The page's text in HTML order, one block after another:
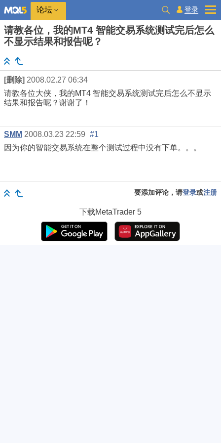
论坛 登录
请教各位，我的MT4 智能交易系统测试完后怎么
不显示结果和报告呢？
[删除] 2008.02.27 06:34
请教各位大侠，我的MT4 智能交易系统测试完后怎么不显示
结果和报告呢？谢谢了！
SMM 2008.03.23 22:59 #1
因为你的智能交易系统在整个测试过程中没有下单。。。
要添加评论，请登录或注册
下载MetaTrader 5